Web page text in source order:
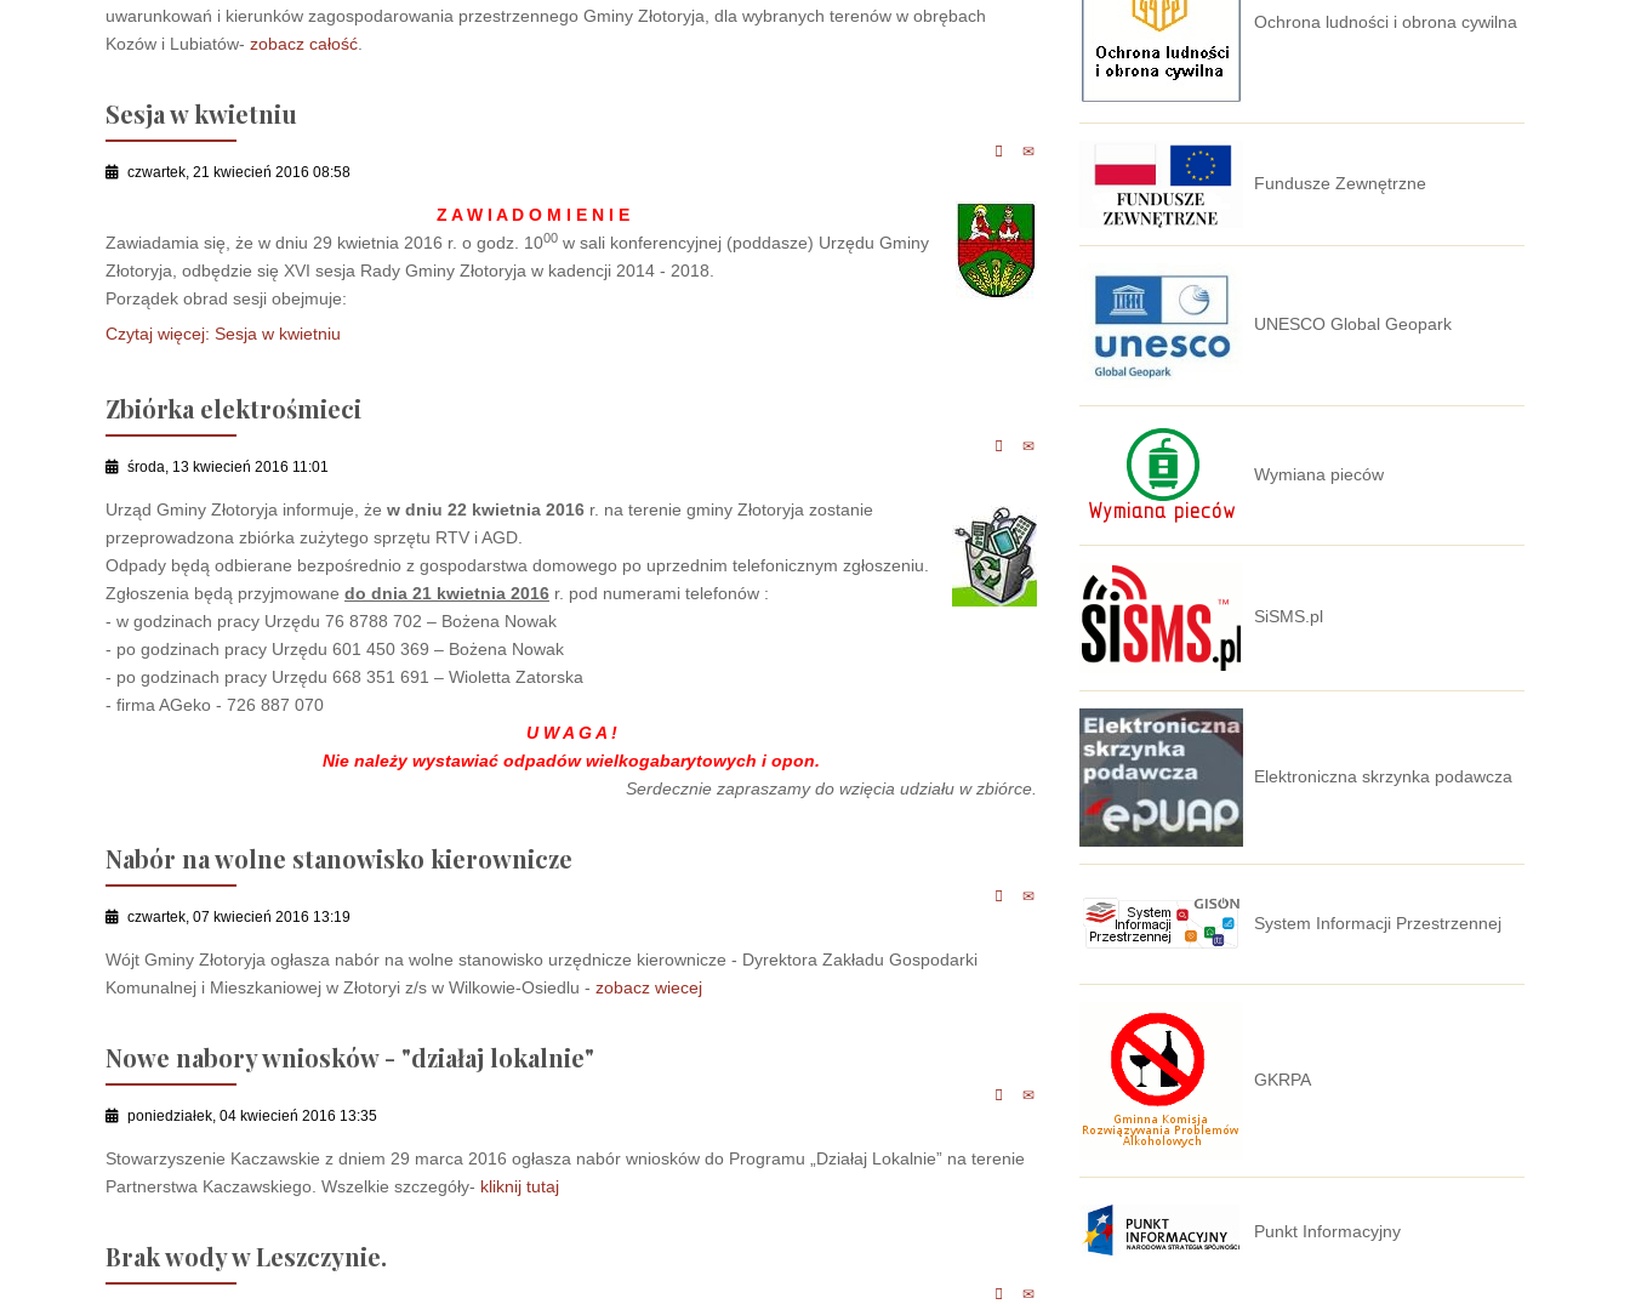
uwarunkowań i kierunków zagospodarowania przestrzennego Gminy Złotoryja, dla wybranych terenów w obrębach
Kozów i Lubiatów- zobacz całość
Sesja w kwietniu
czwartek, 21 kwiecień 2016 08:58
Z A W I A D O M I E N I E
Zawiadamia się, że w dniu 29 kwietnia 2016 r. o godz. 1000 w sali konferencyjnej (poddasze) Urzędu Gminy
Złotoryja, odbędzie się XVI sesja Rady Gminy Złotoryja w kadencji 2014 - 2018.
Porządek obrad sesji obejmuje:
Czytaj więcej: Sesja w kwietniu
Zbiórka elektrośmieci
środa, 13 kwiecień 2016 11:01
Urząd Gminy Złotoryja informuje, że w dniu 22 kwietnia 2016 r. na terenie gminy Złotoryja zostanie
przeprowadzona zbiórka zużytego sprzętu RTV i AGD.
Odpady będą odbierane bezpośrednio z gospodarstwa domowego po uprzednim telefonicznym zgłoszeniu.
Zgłoszenia będą przyjmowane do dnia 21 kwietnia 2016 r. pod numerami telefonów :
- w godzinach pracy Urzędu 76 8788 702 – Bożena Nowak
- po godzinach pracy Urzędu 601 450 369 – Bożena Nowak
- po godzinach pracy Urzędu 668 351 691 – Wioletta Zatorska
- firma AGeko - 726 887 070
U W A G A !
Nie należy wystawiać odpadów wielkogabarytowych i opon.
Serdecznie zapraszamy do wzięcia udziału w zbiórce.
Nabór na wolne stanowisko kierownicze
czwartek, 07 kwiecień 2016 13:19
Wójt Gminy Złotoryja ogłasza nabór na wolne stanowisko urzędnicze kierownicze - Dyrektora Zakładu Gospodarki
Komunalnej i Mieszkaniowej w Złotoryi z/s w Wilkowie-Osiedlu - zobacz wiecej
Nowe nabory wniosków - "działaj lokalnie"
poniedziałek, 04 kwiecień 2016 13:35
Stowarzyszenie Kaczawskie z dniem 29 marca 2016 ogłasza nabór wniosków do Programu „Działaj Lokalnie” na terenie
Partnerstwa Kaczawskiego. Wszelkie szczegóły- kliknij tutaj
Brak wody w Leszczynie.
Ochrona ludności i obrona cywilna
Fundusze Zewnętrzne
UNESCO Global Geopark
Wymiana pieców
SiSMS.pl
Elektroniczna skrzynka podawcza
System Informacji Przestrzennej
GKRPA
Punkt Informacyjny